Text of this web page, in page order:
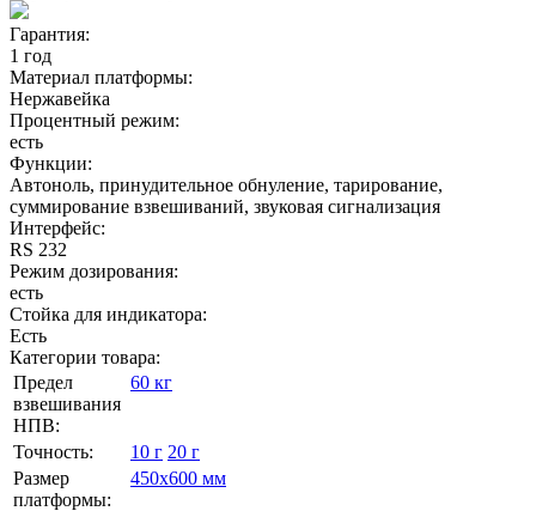
Гарантия:
1 год
Материал платформы:
Нержавейка
Процентный режим:
есть
Функции:
Автоноль, принудительное обнуление, тарирование,
суммирование взвешиваний, звуковая сигнализация
Интерфейс:
RS 232
Режим дозирования:
есть
Стойка для индикатора:
Есть
Категории товара:
Предел
взвешивания
НПВ:
60 кг
Точность: 10 г 20 г
Размер
платформы:
450х600 мм